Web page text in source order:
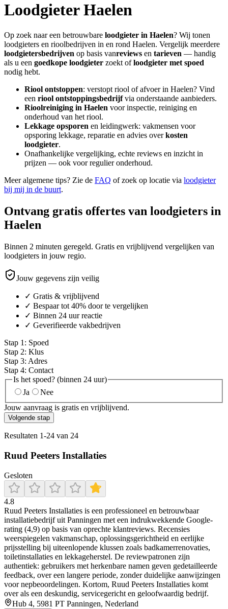
LoodgieterHaelen
Op zoek naar een betrouwbare loodgieter in Haelen? Wij tonen
loodgieters en rioolbedrijven in en rond Haelen. Vergelijk meerdere
loodgietersbedrijven op basis vanreviews en tarieven — handig
als u een goedkope loodgieter zoekt ofloodgieter met spoed
nodig hebt.
Riool ontstoppen: verstopt riool of afvoer in Haelen? Vind
een riool ontstoppingsbedrijfvia onderstaande aanbieders.
Rioolreiniging in Haelen voor inspectie, reiniging en
onderhoud van het riool.
Lekkage opsporen en leidingwerk: vakmensen voor
opsporing lekkage, reparatie en advies overkosten
loodgieter.
Onafhankelijke vergelijking, echte reviews en inzicht in
prijzen — ook voor regulier onderhoud.
Meer algemene tips? Zie de FAQ of zoek op locatie via loodgieter
bij mij in de buurt.
Ontvang gratis offertes van loodgieters in
Haelen
Binnen 2 minuten geregeld. Gratis en vrijblijvend vergelijken van
loodgieters in jouw regio.
Jouw gegevens zijn veilig
✓ Gratis & vrijblijvend
✓ Bespaar tot 40% door te vergelijken
✓ Binnen 24 uur reactie
✓ Geverifieerde vakbedrijven
Stap 1 : Spoed
Stap 2: Klus
Stap 3: Adres
Stap 4: Contact
Is het spoed? (binnen 24 uur)
Ja
Nee
Jouw aanvraag is gratis en vrijblijvend.
Volgende stap
Resultaten 1-24 van 24
Ruud Peeters Installaties
Gesloten
4.8
Ruud Peeters Installaties is een professioneel en betrouwbaar
installatiebedrijf uit Panningen met een indrukwekkende Google-
rating (4,9) op basis van oprechte klantreviews. Recensies
weerspiegelen vakmanschap, oplossingsgerichtheid en eerlijke
prijsstelling bij uiteenlopende klussen zoals badkamerrenovaties,
toiletinstallaties en lekkageherstel. De reviewpatronen zijn
authentiek: gebruikers met herkenbare namen geven gedetailleerde
feedback, over een langere periode, zonder duidelijke aanwijzingen
voor nepbeoordelingen. Kortom, Ruud Peeters Installaties komt
over als een deskundig, servicegericht en geloofwaardig bedrijf.
Hub 4, 5981 PT Panningen, Nederland